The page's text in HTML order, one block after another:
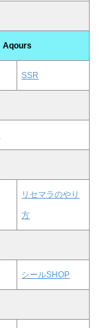
Aqours
SSR
リセマラのやり
方
シールSHOP